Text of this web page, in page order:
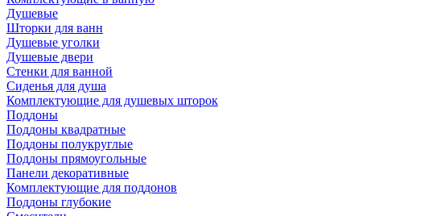
Душевые
Шторки для ванн
Душевые уголки
Душевые двери
Стенки для ванной
Сиденья для душа
Комплектующие для душевых шторок
Поддоны
Поддоны квадратные
Поддоны полукруглые
Поддоны прямоугольные
Панели декоративные
Комплектующие для поддонов
Поддоны глубокие